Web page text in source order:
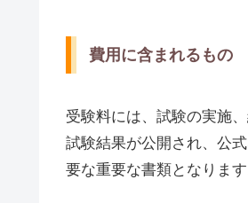
費用に含まれるもの
受験料には、試験の実施
試験結果が公開され、公
要な重要な書類となります